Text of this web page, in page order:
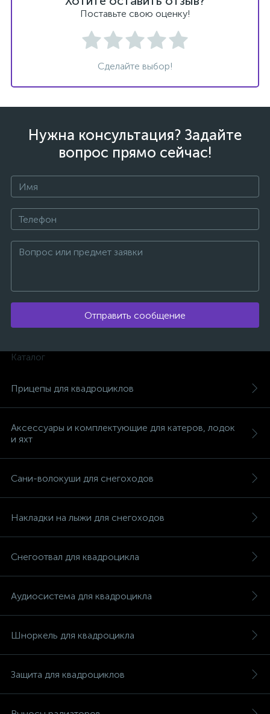
Поставьте свою оценку!
Сделайте выбор!
Нужна консультация? Задайте
вопрос прямо сейчас!
Отправить сообщение
Каталог
Прицепы для квадроциклов
Аксессуары и комплектующие для катеров, лодок
и яхт
Сани-волокуши для снегоходов
Накладки на лыжи для снегоходов
Снегоотвал для квадроцикла
Аудиосистема для квадроцикла
Шноркель для квадроцикла
Защита для квадроциклов